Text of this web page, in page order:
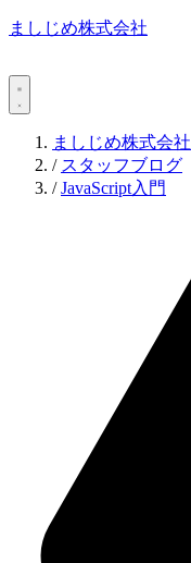
ましじめ株式会社
ましじめ株式会社
/ スタッフブログ
/ JavaScript入門